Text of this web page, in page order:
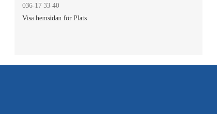
036-17 33 40
Visa hemsidan för Plats